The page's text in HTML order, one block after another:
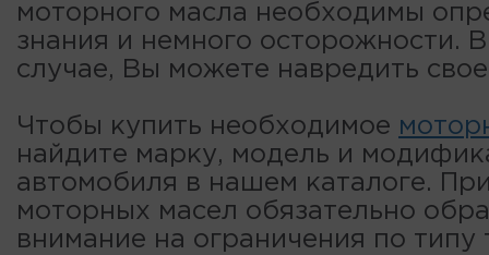
моторного масла необходимы
знания и немного осторожности.
случае, Вы можете навредить
Чтобы купить необходимое
найдите марку, модель и
автомобиля в нашем каталоге.
моторных масел обязательно
внимание на ограничения по типу